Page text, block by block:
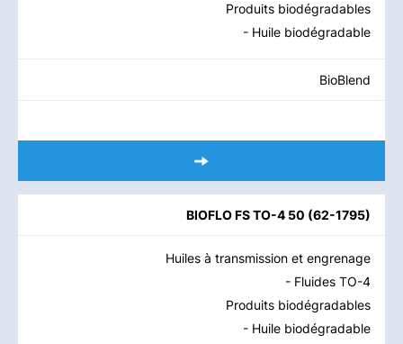
Produits biodégradables
- Huile biodégradable
BioBlend
BIOFLO FS TO-4 50 (62-1795)
Huiles à transmission et engrenage
- Fluides TO-4
Produits biodégradables
- Huile biodégradable